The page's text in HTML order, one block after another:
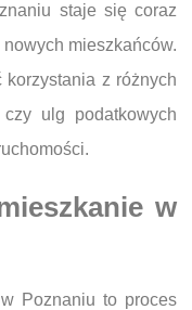
staje się coraz
mieszkańców.
korzystania z różnych
ulg podatkowych
w
Poznaniu to proces